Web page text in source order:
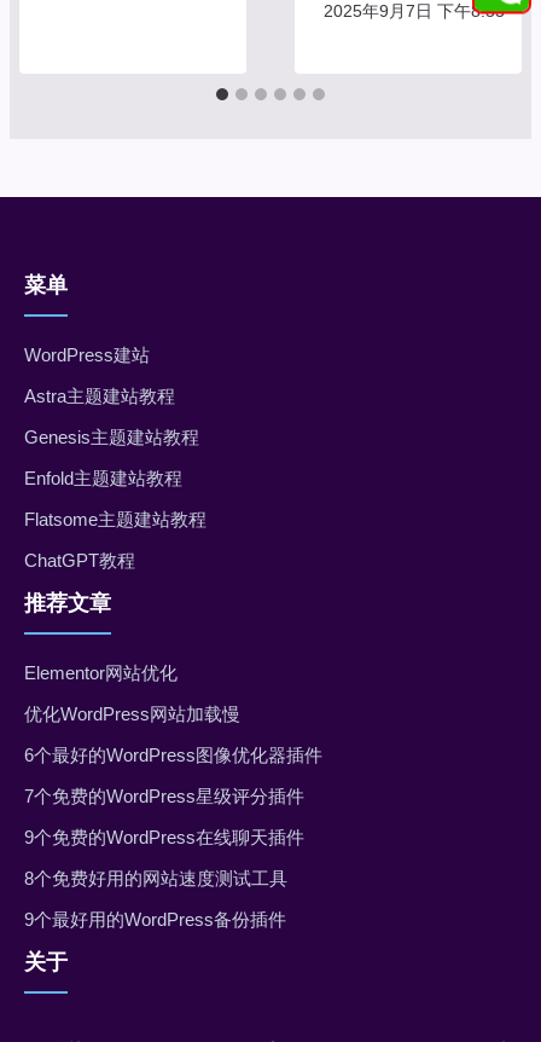
2025年9月7日 下午8:33
菜单
WordPress建站
Astra主题建站教程
Genesis主题建站教程
Enfold主题建站教程
Flatsome主题建站教程
ChatGPT教程
推荐文章
Elementor网站优化
优化WordPress网站加载慢
6个最好的WordPress图像优化器插件
7个免费的WordPress星级评分插件
9个免费的WordPress在线聊天插件
8个免费好用的网站速度测试工具
9个最好用的WordPress备份插件
关于